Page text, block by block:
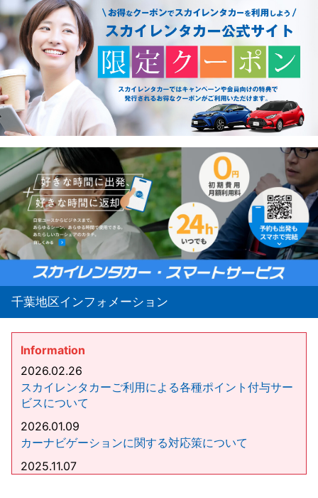
千葉地区インフォメーション
Information
2026.02.26
スカイレンタカーご利用による各種ポイント付与サー
ビスについて
2026.01.09
カーナビゲーションに関する対応策について
2025.11.07